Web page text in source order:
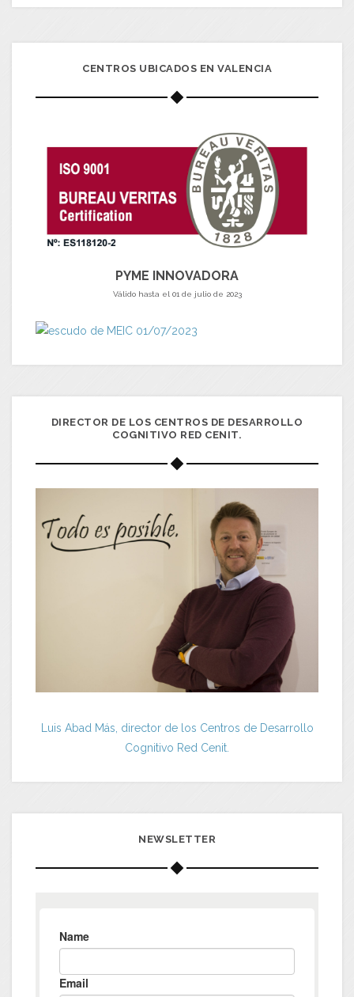
CENTROS UBICADOS EN VALENCIA
PYME INNOVADORA
Válido hasta el 01 de julio de 2023
DIRECTOR DE LOS CENTROS DE DESARROLLO
COGNITIVO RED CENIT.
Luis Abad Más, director de los Centros de Desarrollo
Cognitivo Red Cenit.
NEWSLETTER